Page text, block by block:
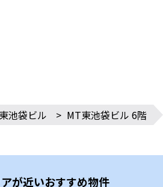
池袋ビル > MT東池袋ビル 6階
が近いおすすめ物件